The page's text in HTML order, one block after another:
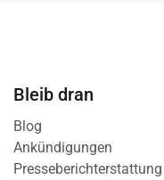
Bleib dran
Blog
Ankündigungen
Presseberichterstattung